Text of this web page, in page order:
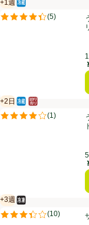
うまみ和豚ロース生姜
+1週
賞味・消費期限保証：
冷蔵食品
(5)
評価は5件のレビュー
うまみ和豚 国産豚肉
+2日
賞味・消費期限保証：
冷蔵食品
はかり売り（不定貫）
(1 )
評価は1件のレビュー
サイコロステーキ
+3週
賞味・消費期限保証：
冷凍食品
(10)
評価は10件のレビュー